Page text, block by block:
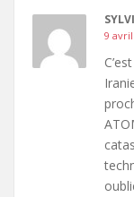
9 avril